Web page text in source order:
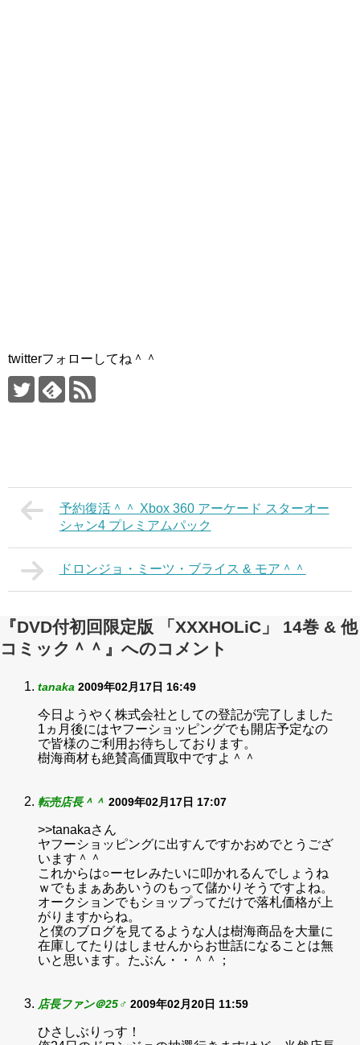
twitterフォローしてね＾＾
予約復活＾＾ Xbox 360 アーケード スターオー
シャン4 プレミアムパック
ドロンジョ・ミーツ・ブライス & モア＾＾
『DVD付初回限定版 「XXXHOLiC」 14巻 & 他
コミック＾＾』へのコメント
tanaka 2009年02月17日 16:49
今日ようやく株式会社としての登記が完了しました
1ヵ月後にはヤフーショッピングでも開店予定なの
で皆様のご利用お待ちしております。
樹海商材も絶賛高価買取中ですよ＾＾
転売店長＾＾ 2009年02月17日 17:07
>>tanakaさん
ヤフーショッピングに出すんですかおめでとうござ
います＾＾
これからは○ーセレみたいに叩かれるんでしょうね
ｗでもまぁああいうのもって儲かりそうですよね。
オークションでもショップってだけで落札価格が上
がりますからね。
と僕のブログを見てるような人は樹海商品を大量に
在庫してたりはしませんからお世話になることは無
いと思います。たぶん・・＾＾；
店長ファン＠25♂ 2009年02月20日 11:59
ひさしぶりっす！